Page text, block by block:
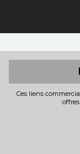
Ces liens